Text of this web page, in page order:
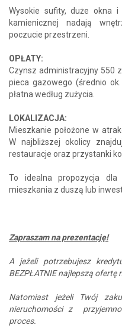
Wysokie sufity, duże okna
kamienicznej nadają
poczucie przestrzeni.
OPŁATY:
Czynsz administracyjny 550
pieca gazowego (średnio
płatna według zużycia.
LOKALIZACJA:
Mieszkanie położone w
W najbliższej okolicy
restauracje oraz przystanki
To idealna propozycja dla
mieszkania z duszą lub
Zapraszam na prezentację!
A jeżeli potrzebujesz
BEZPŁATNIE najlepszą ofertę
Natomiast jeżeli Twój
nieruchomości z
proces.